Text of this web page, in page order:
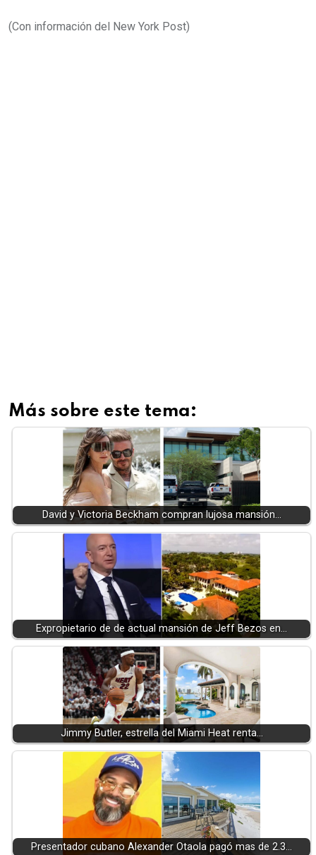
(Con información del New York Post)
Más sobre este tema:
David y Victoria Beckham compran lujosa mansión…
Expropietario de de actual mansión de Jeff Bezos en…
Jimmy Butler, estrella del Miami Heat renta…
Presentador cubano Alexander Otaola pagó mas de 2.3…